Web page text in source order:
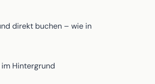
direkt buchen – wie in
Hintergrund